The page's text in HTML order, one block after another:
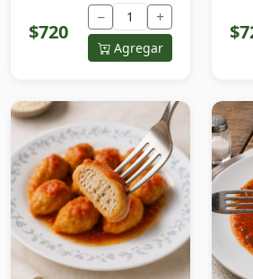
$720
− +
Agregar